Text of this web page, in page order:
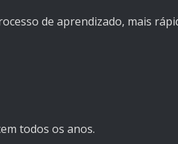
de aprendizado, mais
todos os anos.